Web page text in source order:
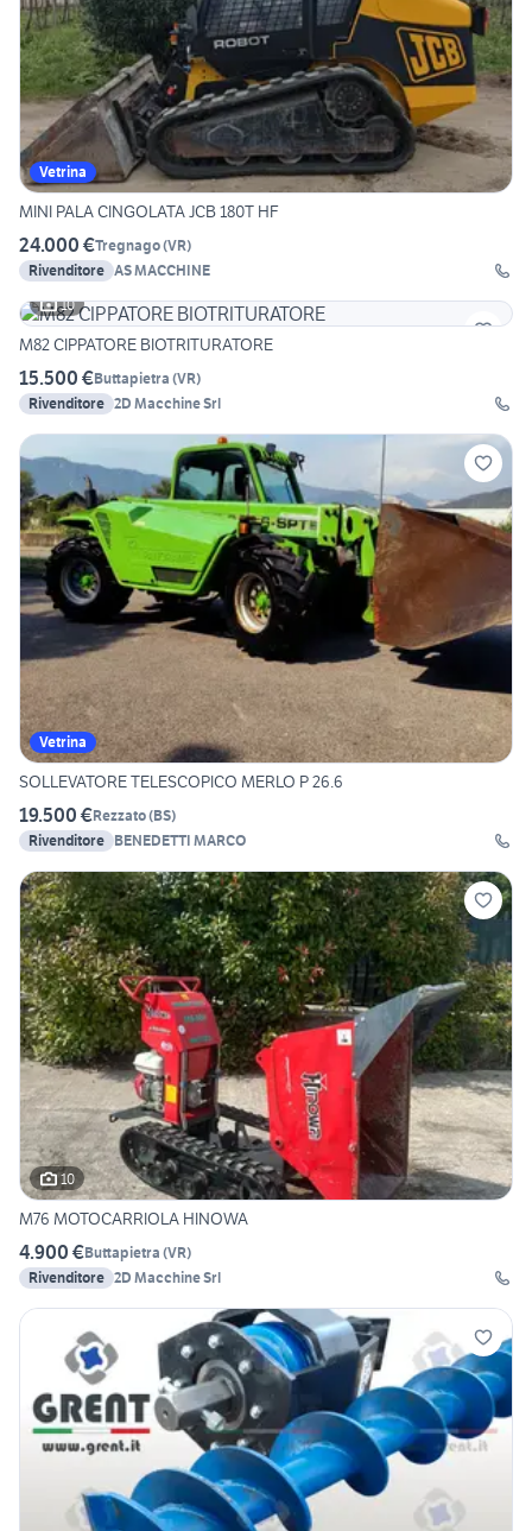
Vetrina
MINI PALA CINGOLATA JCB 180T HF
24.000 €Tregnago(VR)
Rivenditore AS MACCHINE
10
M82 CIPPATORE BIOTRITURATORE
15.500 €Buttapietra (VR)
Rivenditore 2D Macchine Srl
Vetrina
SOLLEVATORE TELESCOPICO MERLO P 26.6
19.500 €Rezzato(BS)
Rivenditore BENEDETTI MARCO
10
M76 MOTOCARRIOLA HINOWA
4.900 €Buttapietra (VR)
Rivenditore 2D Macchine Srl